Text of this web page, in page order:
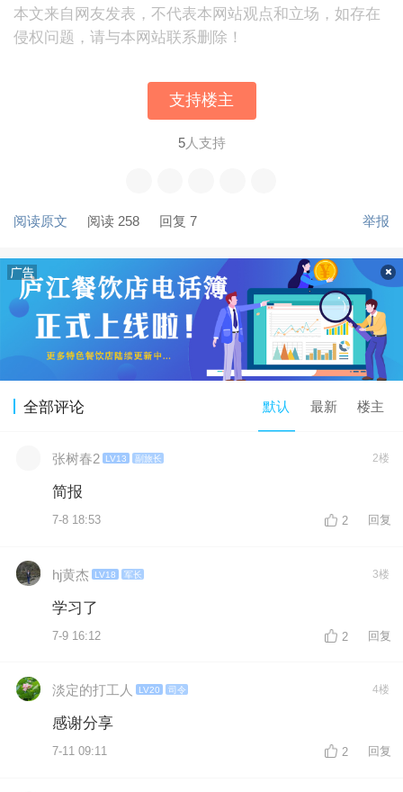
本文来自网友发表，不代表本网站观点和立场，如存在
侵权问题，请与本网站联系删除！
支持楼主
5人支持
阅读原文 阅读 258 回复 7 举报
全部评论 默认 最新 楼主
张树春2 LV13 副旅长 2楼
简报
7-8 18:53 2 回复
hj黄杰 LV18 军长 3楼
学习了
7-9 16:12 2 回复
淡定的打工人 LV20 司令 4楼
感谢分享
7-11 09:11 2 回复